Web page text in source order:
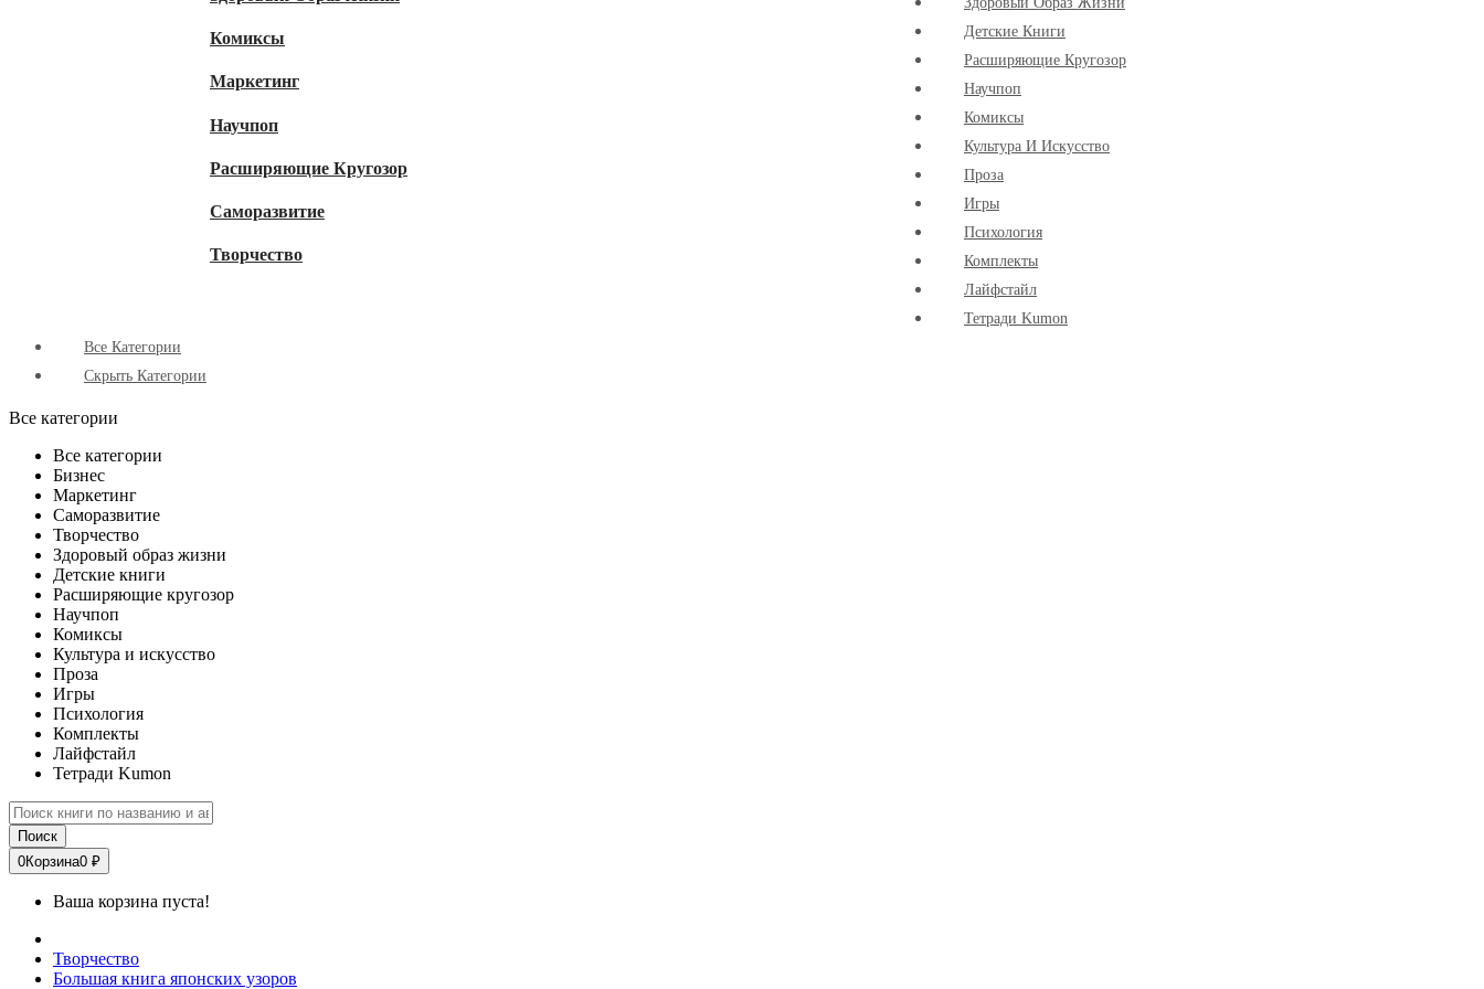
Комиксы
Маркетинг
Научпоп
Расширяющие Кругозор
Cаморазвитие
Творчество
Детские Книги
Расширяющие Кругозор
Научпоп
Комиксы
Культура И Искусство
Проза
Игры
Психология
Комплекты
Лайфстайл
Тетради Kumon
Все Категории
Скрыть Категории
Все категории
Все категории
Бизнес
Маркетинг
Саморазвитие
Творчество
Здоровый образ жизни
Детские книги
Расширяющие кругозор
Научпоп
Комиксы
Культура и искусство
Проза
Игры
Психология
Комплекты
Лайфстайл
Тетради Kumon
Поиск
0Корзина0 ₽
Ваша корзина пуста!
Творчество
Большая книга японских узоров